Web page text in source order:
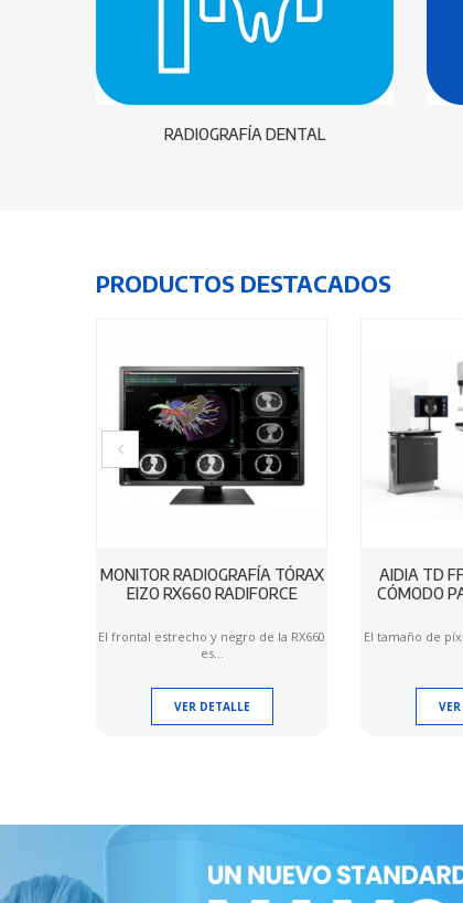
RADIOGRAFÍA DENTAL
PRODUCTOS DESTACADOS
MONITOR RADIOGRAFÍA TÓRAX
EIZO RX660 RADIFORCE
El frontal estrecho y negro de la RX660
es...
VER DETALLE
AIDIA TD
CÓMODO
El tamaño de